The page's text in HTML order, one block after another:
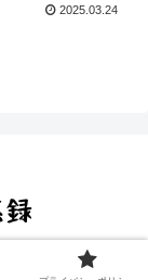
2025.03.24